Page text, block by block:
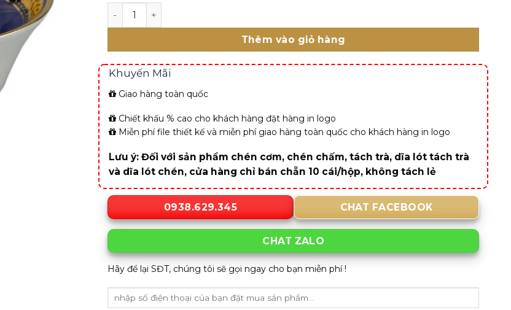
out of 5
Chén chấm 7 cm - Tulip Trắng - Trống Đồng số lượng
Thêm vào giỏ hàng
Khuyến Mãi
Giao hàng toàn quốc
Chiết khấu % cao cho khách hàng đặt hàng in logo
Miễn phí file thiết kế và miễn phí giao hàng toàn quốc cho khách hàng in logo
Lưu ý: Đối với sản phẩm chén cơm, chén chấm, tách trà, dĩa lót tách trà
và dĩa lót chén, cửa hàng chỉ bán chẵn 10 cái/hộp, không tách lẻ
0938.629.345 CHAT FACEBOOK
CHAT ZALO
Hãy để lại SĐT, chúng tôi sẽ gọi ngay cho bạn miễn phí !